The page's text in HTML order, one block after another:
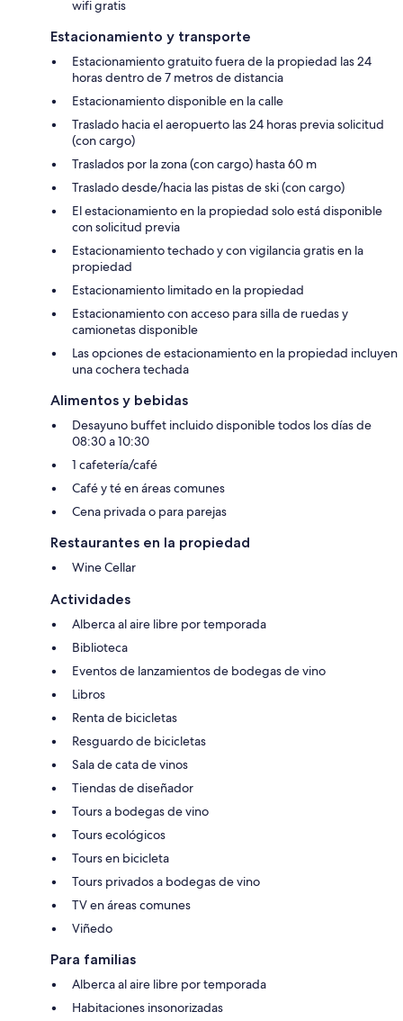
wifi gratis
Estacionamiento y transporte
Estacionamiento gratuito fuera de la propiedad las 24
horas dentro de 7 metros de distancia
Estacionamiento disponible en la calle
Traslado hacia el aeropuerto las 24 horas previa solicitud
(con cargo)
Traslados por la zona (con cargo) hasta 60 m
Traslado desde/hacia las pistas de ski (con cargo)
El estacionamiento en la propiedad solo está disponible
con solicitud previa
Estacionamiento techado y con vigilancia gratis en la
propiedad
Estacionamiento limitado en la propiedad
Estacionamiento con acceso para silla de ruedas y
camionetas disponible
Las opciones de estacionamiento en la propiedad incluyen
una cochera techada
Alimentos y bebidas
Desayuno buffet incluido disponible todos los días de
08:30 a 10:30
1 cafetería/café
Café y té en áreas comunes
Cena privada o para parejas
Restaurantes en la propiedad
Wine Cellar
Actividades
Alberca al aire libre por temporada
Biblioteca
Eventos de lanzamientos de bodegas de vino
Libros
Renta de bicicletas
Resguardo de bicicletas
Sala de cata de vinos
Tiendas de diseñador
Tours a bodegas de vino
Tours ecológicos
Tours en bicicleta
Tours privados a bodegas de vino
TV en áreas comunes
Viñedo
Para familias
Alberca al aire libre por temporada
Habitaciones insonorizadas